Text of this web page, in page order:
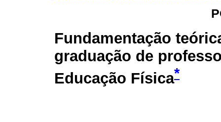
Fundamentação
graduação de
Educação Física*